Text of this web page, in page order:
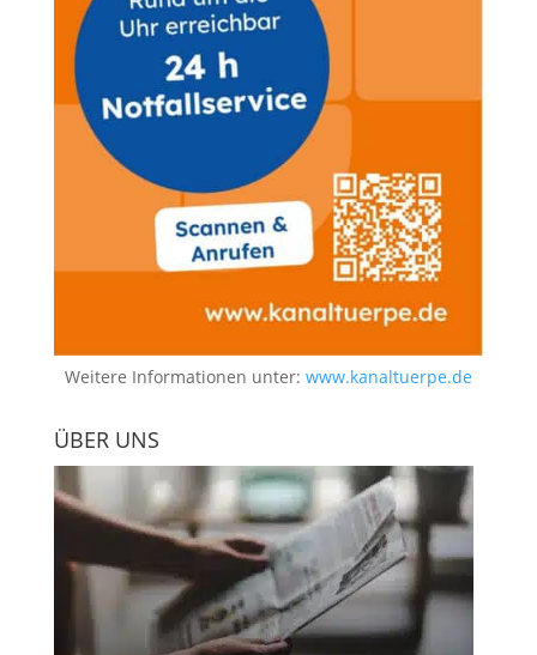
Weitere Informationen unter: www.kanaltuerpe.de
ÜBER UNS